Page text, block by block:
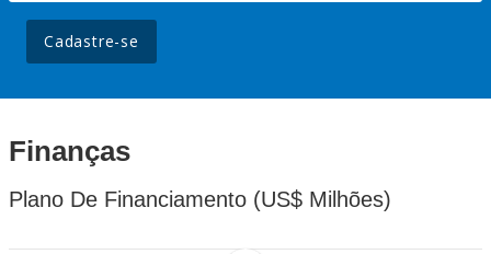
Cadastre-se
Finanças
Plano De Financiamento (US$ Milhões)